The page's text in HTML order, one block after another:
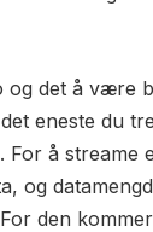
det å være
eneste du
å streame
og
den